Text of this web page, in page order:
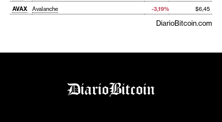
AVAX
Avalanche -3,19% $6,45
DiarioBitcoin.com